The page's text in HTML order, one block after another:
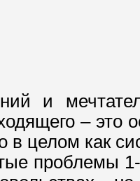
и
– это
в целом как
проблемы